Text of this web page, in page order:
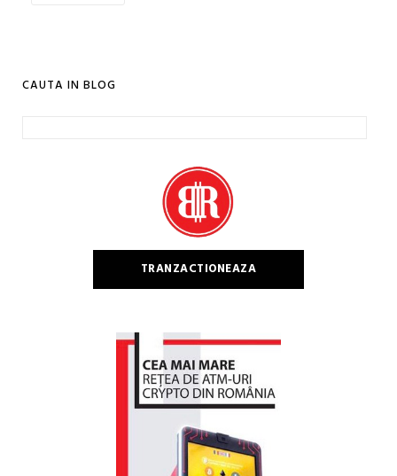
CAUTA IN BLOG
TRANZACTIONEAZA